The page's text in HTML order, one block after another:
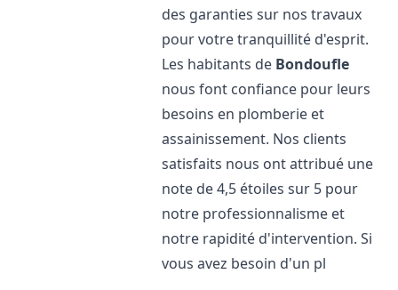
des garanties sur nos travaux
pour votre tranquillité d'esprit.
Les habitants de Bondoufle
nous font confiance pour leurs
besoins en plomberie et
assainissement. Nos clients
satisfaits nous ont attribué une
note de 4,5 étoiles sur 5 pour
notre professionnalisme et
notre rapidité d'intervention. Si
vous avez besoin d'un pl